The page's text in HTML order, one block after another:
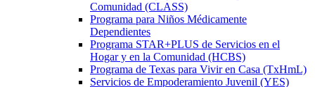
Comunidad (CLASS)
Programa para Niños Médicamente
Dependientes
Programa STAR+PLUS de Servicios en el
Hogar y en la Comunidad (HCBS)
Programa de Texas para Vivir en Casa (TxHmL)
Servicios de Empoderamiento Juvenil (YES)